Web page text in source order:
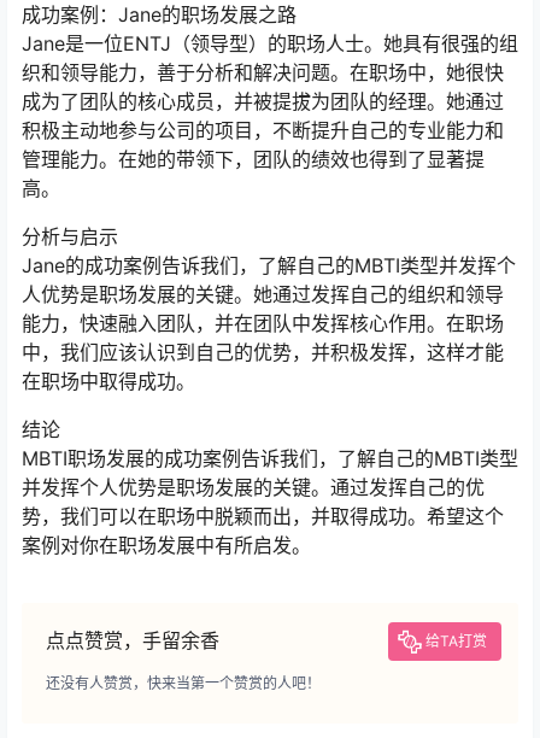
成功案例：Jane的职场发展之路
Jane是一位ENTJ（领导型）的职场人士。她具有很强的组
织和领导能力，善于分析和解决问题。在职场中，她很快
成为了团队的核心成员，并被提拔为团队的经理。她通过
积极主动地参与公司的项目，不断提升自己的专业能力和
管理能力。在她的带领下，团队的绩效也得到了显著提
高。
分析与启示
Jane的成功案例告诉我们，了解自己的MBTI类型并发挥个
人优势是职场发展的关键。她通过发挥自己的组织和领导
能力，快速融入团队，并在团队中发挥核心作用。在职场
中，我们应该认识到自己的优势，并积极发挥，这样才能
在职场中取得成功。
结论
MBTI职场发展的成功案例告诉我们，了解自己的MBTI类型
并发挥个人优势是职场发展的关键。通过发挥自己的优
势，我们可以在职场中脱颖而出，并取得成功。希望这个
案例对你在职场发展中有所启发。
点点赞赏，手留余香 给TA打赏
还没有人赞赏，快来当第一个赞赏的人吧！